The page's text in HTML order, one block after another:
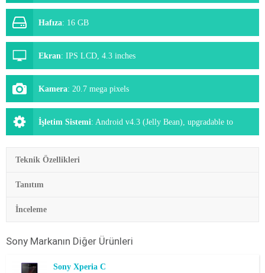
Hafıza: 16 GB
Ekran: IPS LCD, 4.3 inches
Kamera: 20.7 mega pixels
İşletim Sistemi: Android v4.3 (Jelly Bean), upgradable to
v4.4.4 (KitKat)
Teknik Özellikleri
Tanıtım
İnceleme
Sony Markanın Diğer Ürünleri
Sony Xperia C